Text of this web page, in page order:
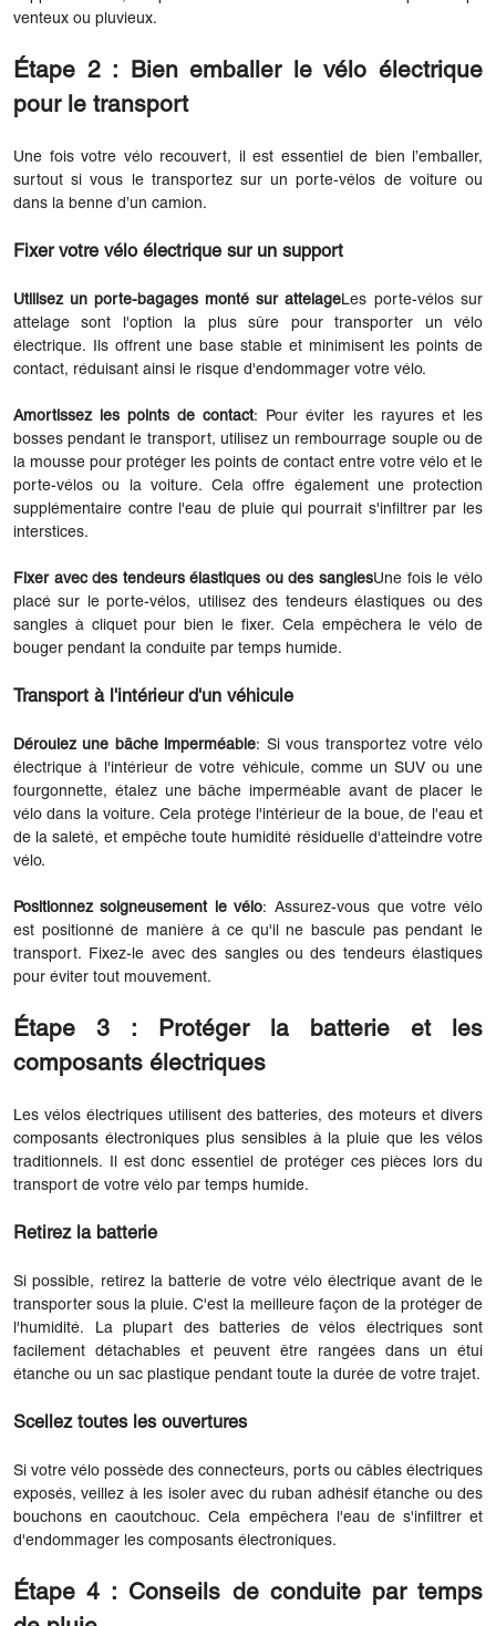
venteux ou pluvieux.
Étape 2 : Bien emballer le vélo électrique
pour le transport
Une fois votre vélo recouvert, il est essentiel de bien l’emballer,
surtout si vous le transportez sur un porte-vélos de voiture ou
dans la benne d’un camion.
Fixer votre vélo électrique sur un support
Utilisez un porte-bagages monté sur attelageLes porte-vélos sur
attelage sont l'option la plus sûre pour transporter un vélo
électrique. Ils offrent une base stable et minimisent les points de
contact, réduisant ainsi le risque d'endommager votre vélo.
Amortissez les points de contact: Pour éviter les rayures et les
bosses pendant le transport, utilisez un rembourrage souple ou de
la mousse pour protéger les points de contact entre votre vélo et le
porte-vélos ou la voiture. Cela offre également une protection
supplémentaire contre l'eau de pluie qui pourrait s'infiltrer par les
interstices.
Fixer avec des tendeurs élastiques ou des sanglesUne fois le vélo
placé sur le porte-vélos, utilisez des tendeurs élastiques ou des
sangles à cliquet pour bien le fixer. Cela empêchera le vélo de
bouger pendant la conduite par temps humide.
Transport à l'intérieur d'un véhicule
Déroulez une bâche imperméable: Si vous transportez votre vélo
électrique à l'intérieur de votre véhicule, comme un SUV ou une
fourgonnette, étalez une bâche imperméable avant de placer le
vélo dans la voiture. Cela protège l'intérieur de la boue, de l'eau et
de la saleté, et empêche toute humidité résiduelle d'atteindre votre
vélo.
Positionnez soigneusement le vélo: Assurez-vous que votre vélo
est positionné de manière à ce qu'il ne bascule pas pendant le
transport. Fixez-le avec des sangles ou des tendeurs élastiques
pour éviter tout mouvement.
Étape 3 : Protéger la batterie et les
composants électriques
Les vélos électriques utilisent des batteries, des moteurs et divers
composants électroniques plus sensibles à la pluie que les vélos
traditionnels. Il est donc essentiel de protéger ces pièces lors du
transport de votre vélo par temps humide.
Retirez la batterie
Si possible, retirez la batterie de votre vélo électrique avant de le
transporter sous la pluie. C'est la meilleure façon de la protéger de
l'humidité. La plupart des batteries de vélos électriques sont
facilement détachables et peuvent être rangées dans un étui
étanche ou un sac plastique pendant toute la durée de votre trajet.
Scellez toutes les ouvertures
Si votre vélo possède des connecteurs, ports ou câbles électriques
exposés, veillez à les isoler avec du ruban adhésif étanche ou des
bouchons en caoutchouc. Cela empêchera l'eau de s'infiltrer et
d'endommager les composants électroniques.
Étape 4 : Conseils de conduite par temps